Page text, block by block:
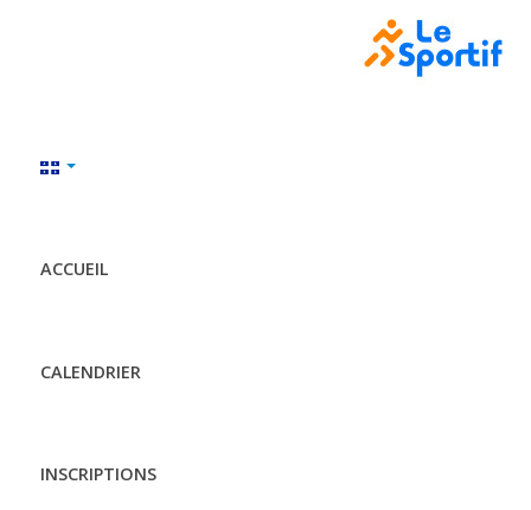
ACCUEIL
CALENDRIER
INSCRIPTIONS